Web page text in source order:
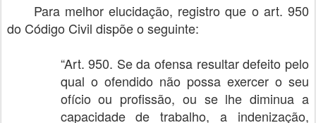
Para melhor elucidação, registro que o art. 950
do Código Civil dispõe o seguinte:
“Art. 950. Se da ofensa resultar defeito pelo
qual o ofendido não possa exercer o seu
ofício ou profissão, ou se lhe diminua a
capacidade de trabalho, a indenização,